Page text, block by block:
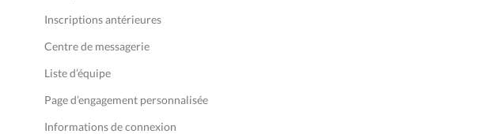
Inscriptions antérieures
Centre de messagerie
Liste d’équipe
Page d’engagement personnalisée
Informations de connexion